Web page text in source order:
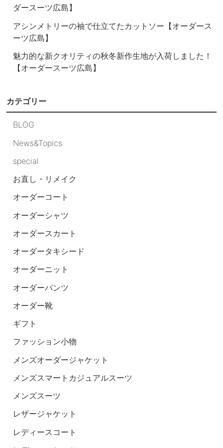
ダースーツ広島】
アシンメトリーの袖で仕立てたカットソー【オーダース
ーツ広島】
魅力的な新クオリティの秋冬新作生地が入荷しました！
【オーダースーツ広島】
カテゴリー
BLOG
News&Topics
special
お直し・リメイク
オーダーコート
オーダーシャツ
オーダースカート
オーダータキシード
オーダーニット
オーダーパンツ
オーダー靴
ギフト
ファッション小物
メンズオーダージャケット
メンズスマートカジュアルスーツ
メンズスーツ
レザージャケット
レディースコート